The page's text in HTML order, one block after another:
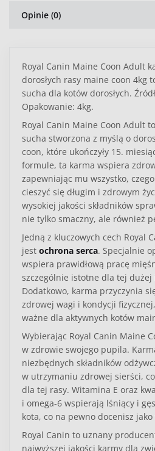
Opinie (0)
Royal Canin Maine Coon Adult
dorosłych rasy maine coon 4kg
sucha dla kotów dorosłych.
Opakowanie: 4kg.
Royal Canin Maine Coon Adult
sucha stworzona z myślą o
coon, które ukończyły 15.
formule, ta karma wspiera
zapewniając mu wszystko,
cieszyć się długim i zdrowym
wysokiej jakości składników
nie tylko smaczny, ale również
Jedną z kluczowych cech Royal
jest ochrona serca. Specjalnie
wspiera prawidłową pracę
szczególnie istotne dla tej dużej
Dodatkowo, karma przyczynia
zdrowej wagi i kondycji
ważne dla aktywnych kotów
Wybierając Royal Canin Maine
w zdrowie swojego pupila.
niezbędnych składników
w utrzymaniu zdrowej sierści,
dla tej rasy. Witamina E oraz
i omega-6 wspierają lśniący i
kota, co na pewno docenisz jako
Royal Canin to uznany
najwyższej jakości karmy dla